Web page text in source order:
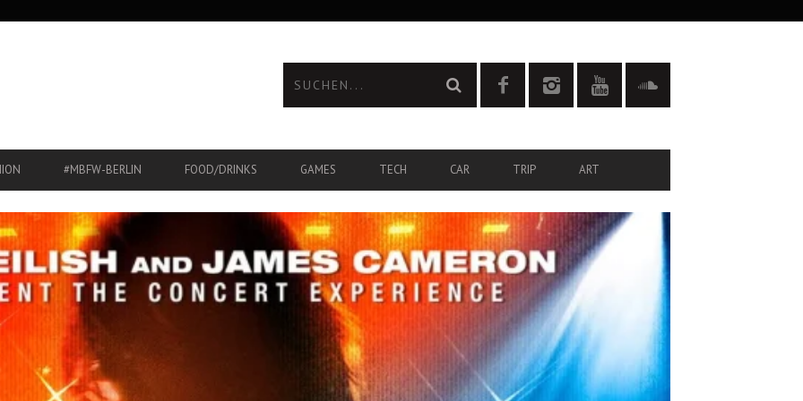
#MBFW-BERLIN FOOD/DRINKS GAMES TECH CAR TRIP ART